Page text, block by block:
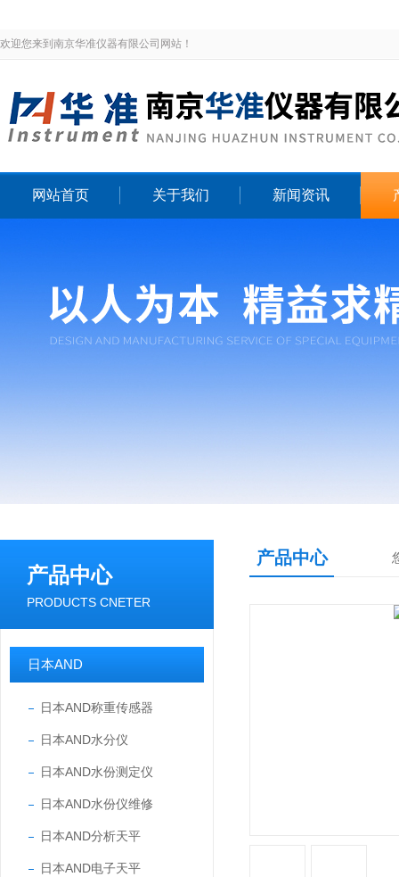
欢迎您来到南京华准仪器有限公司网站！
网站首页 关于我们 新闻资讯
产品中心
PRODUCTS CNETER
日本AND
日本AND称重传感器
日本AND水分仪
日本AND水份测定仪
日本AND水份仪维修
日本AND分析天平
日本AND电子天平
产品中心